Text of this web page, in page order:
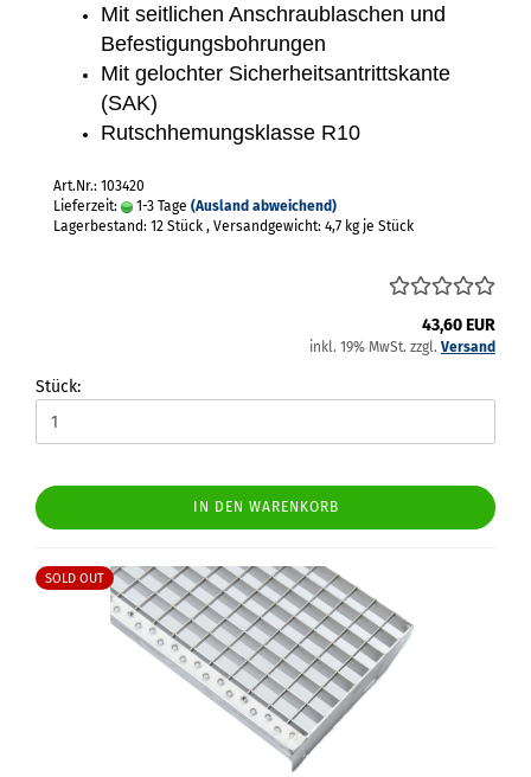
Mit seitlichen Anschraublaschen und
Befestigungsbohrungen
Mit gelochter Sicherheitsantrittskante
(SAK)
Rutschhemungsklasse R10
Art.Nr.: 103420
Lieferzeit:
1-3 Tage (Ausland abweichend)
Lagerbestand: 12 Stück , Versandgewicht: 4,7 kg je Stück
43,60 EUR
inkl. 19% MwSt. zzgl. Versand
Stück:
IN DEN WARENKORB
SOLD OUT